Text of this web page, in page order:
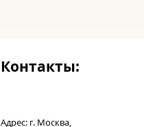
Контакты:
Адрес: г. Москва,